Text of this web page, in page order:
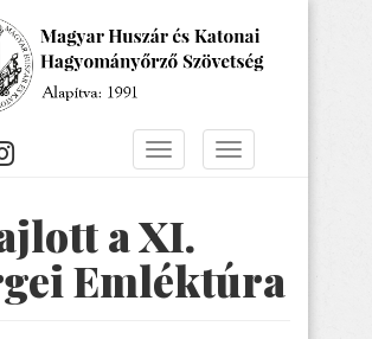
Navigáció
Navigáció
a XI.
Emléktúra